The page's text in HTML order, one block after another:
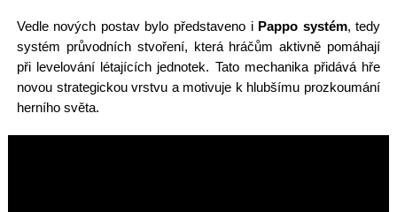
Vedle nových postav bylo představeno i Pappo systém, tedy
systém průvodních stvoření, která hráčům aktivně pomáhají
při levelování létajících jednotek. Tato mechanika přidává hře
novou strategickou vrstvu a motivuje k hlubšímu prozkoumání
herního světa.